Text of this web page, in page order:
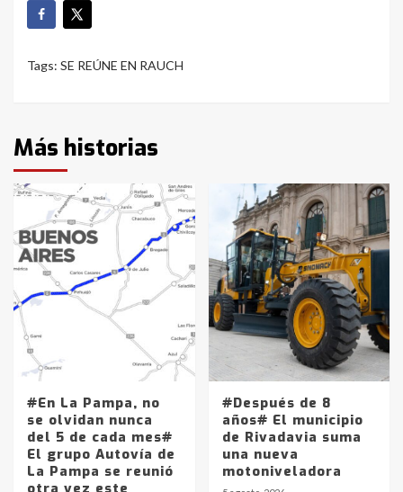
Tags: SE REÚNE EN RAUCH
Más historias
#En La Pampa, no
se olvidan nunca
del 5 de cada mes#
El grupo Autovía de
La Pampa se reunió
#Después de 8
años# El municipio
de Rivadavia suma
una nueva
motoniveladora